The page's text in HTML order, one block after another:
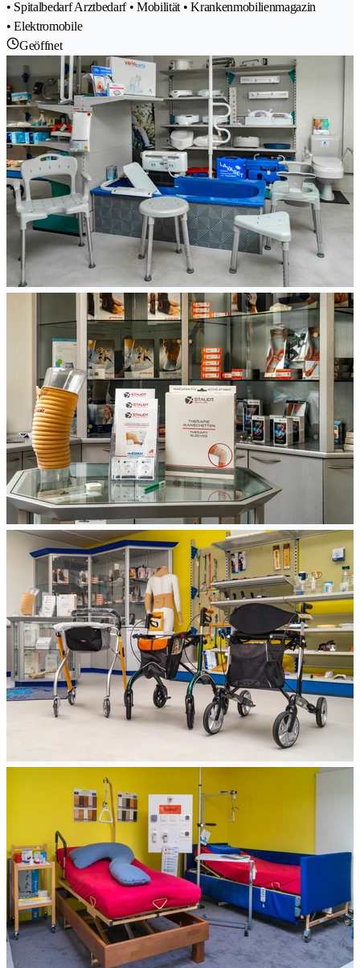
• Spitalbedarf Arztbedarf • Mobilität • Krankenmobilienmagazin
• Elektromobile
Geöffnet